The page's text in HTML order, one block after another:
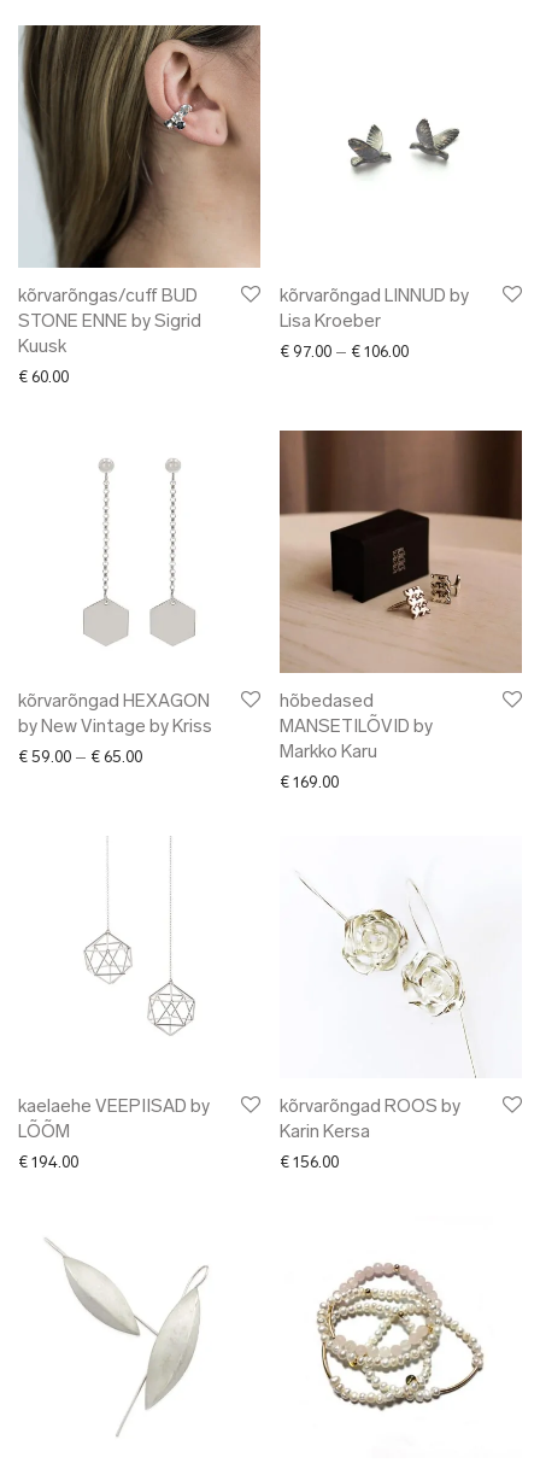
kõrvarõngas/cuff BUD
STONE ENNE by Sigrid
Kuusk
€ 60.00
kõrvarõngad LINNUD by
Lisa Kroeber
€ 97.00 – € 106.00Price range: €
kõrvarõngad HEXAGON
by New Vintage by Kriss
€ 59.00 – € 65.00Price range: € 59.00 through € 65.00
hõbedased
MANSETILÕVID by
Markko Karu
€ 169.00
kaelaehe VEEPIISAD by
LÕÕM
€ 194.00
kõrvarõngad ROOS by
Karin Kersa
€ 156.00